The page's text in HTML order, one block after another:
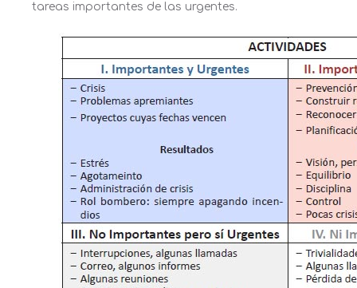
tareas importantes de las urgentes.